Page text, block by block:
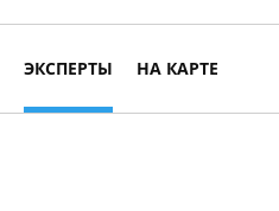
ЭКСПЕРТЫ НА КАРТЕ